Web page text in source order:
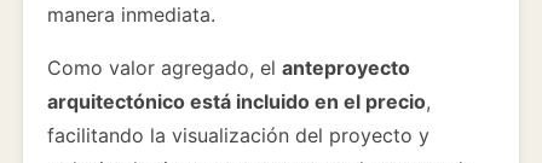
manera inmediata.
Como valor agregado, el anteproyecto
arquitectónico está incluido en el precio,
facilitando la visualización del proyecto y